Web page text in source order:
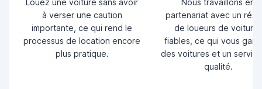
Louez une voiture sans avoir
à verser une caution
importante, ce qui rend le
processus de location encore
plus pratique.
Nous travaillons en
partenariat avec un
de loueurs de voitures
fiables, ce qui vous
des voitures et un
qualité.